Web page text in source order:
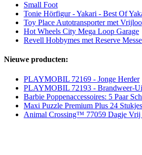
Small Foot
Tonie Hörfigur - Yakari - Best Of
Toy Place Autotransporter met
Hot Wheels City Mega Loop Garage
Revell Hobbymes met Reserve
Nieuwe producten:
PLAYMOBIL 72169 - Jonge Herder
PLAYMOBIL 72193 - Brandweer-
Barbie Poppenaccessoires: 5 Paar
Maxi Puzzle Premium Plus 24
Animal Crossing™ 77059 Dagje Vrij